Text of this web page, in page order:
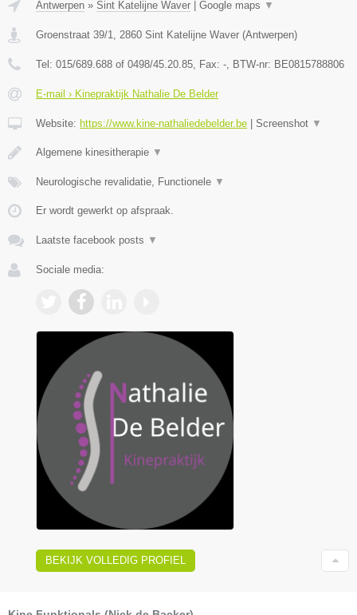
Antwerpen » Sint Katelijne Waver Google maps ▼
Groenstraat 39/1, 2860 Sint Katelijne Waver (Antwerpen)
Tel: 015/689.688 of 0498/45.20.85, Fax: -, BTW-nr: BE0815788806
E-mail › Kinepraktijk Nathalie De Belder
Website: https://www.kine-nathaliedebelder.be Screenshot ▼
Algemene kinesitherapie ▼
Neurologische revalidatie, Functionele ▼
Er wordt gewerkt op afspraak.
Laatste facebook posts ▼
Sociale media:
BEKIJK VOLLEDIG PROFIEL